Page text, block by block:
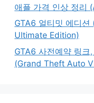
애플 가격 인상 정리
GTA6 얼티밋 에디
Ultimate Edition)
GTA6 사전예약 링크
(Grand Theft Auto